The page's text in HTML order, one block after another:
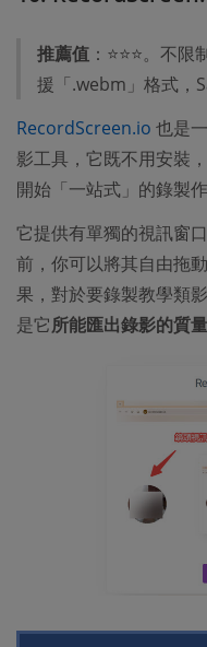
推薦值 ：⭐⭐⭐。不
援「.webm」格式，
RecordScreen.io 也是
影工具，它既不用安裝
開始「一站式」的錄製作
它提供有單獨的視訊窗
前，你可以將其自由拖
果，對於要錄製教學類
是它所能匯出錄影的質